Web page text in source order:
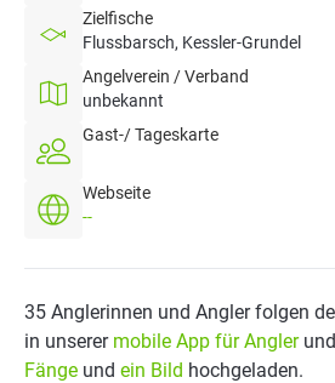
Zielfische
Flussbarsch, Kessler-Grundel
Angelverein / Verband
unbekannt
Gast-/ Tageskarte
Webseite
--
35 Anglerinnen und Angler folgen
in unserer mobile App für Angler
Fänge und ein Bild hochgeladen.